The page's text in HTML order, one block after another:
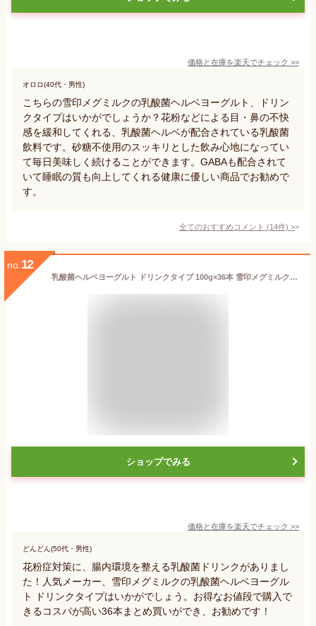
価格と在庫を楽天でチェック >>
オロロ(40代・男性)
こちらの雪印メグミルクの乳酸菌ヘルベヨーグルト、ドリン
クタイプはいかがでしょうか？花粉などによる目・鼻の不快
感を緩和してくれる、乳酸菌ヘルベが配合されている乳酸菌
飲料です。砂糖不使用のスッキリとした飲み心地になってい
て毎日美味しく続けることができます。GABAも配合されて
いて睡眠の質も向上してくれる健康に優しい商品でお勧めで
す。
全てのおすすめコメント (14件) >
no. 12
乳酸菌ヘルベヨーグルト ドリンクタイプ 100g×36本 雪印メグミルク 食品【送料無料※一部地域は除く】【チルドセンターより直送・同梱不可】【日付指定不可】
ショップでみる
価格と在庫を楽天でチェック >>
どんどん(50代・男性)
花粉症対策に、腸内環境を整える乳酸菌ドリンクがありまし
た！人気メーカー、雪印メグミルクの乳酸菌ヘルベヨーグル
ト ドリンクタイプはいかがでしょう。お得なお値段で購入で
きるコスパが高い36本まとめ買いができ、お勧めです！